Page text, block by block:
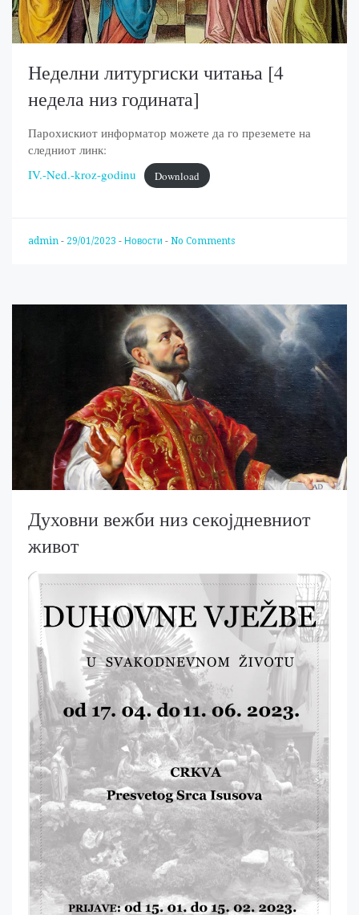
Неделни литургиски читања [4
недела низ годината]
Парохискиот информатор можете да го преземете на
следниот линк:
IV.-Ned.-kroz-godinu
Download
admin - 29/01/2023 - Новости - No Comments
Духовни вежби низ секојдневниот
живот